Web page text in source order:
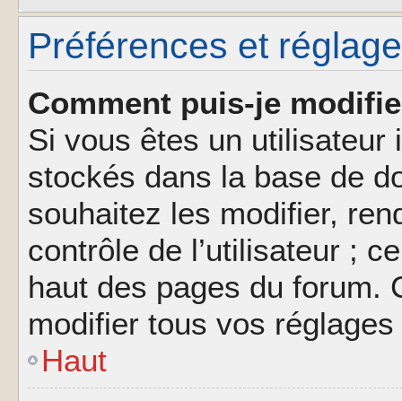
Préférences et
Comment puis-je
Si vous êtes un
stockés dans la base de
souhaitez les modifier,
contrôle de l’utilisateur ;
haut des pages du forum.
modifier tous vos
Haut